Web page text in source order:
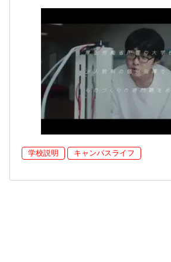
学校説明 キャンパスライフ